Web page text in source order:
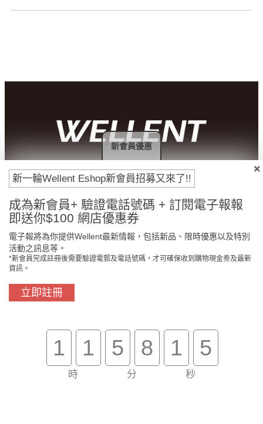
付款方法
買滿$800免費送貨 在線客服支援
新一輪Wellent Eshop新會員招募又來了!!
成為新會員+ 驗證電話號碼 + 訂閱電子報報
即送你$100 網店優惠券
電子報將為你提供Wellent最新情報，包括新品、限時優惠以及特別
活動之訊息等。
*新會員完成註冊後需要驗證電郵及電話號碼，才可確保收到購物現金劵及最新
資訊。
立即註冊
1 1
時
5 8
分
1 4
秒
新會員優惠